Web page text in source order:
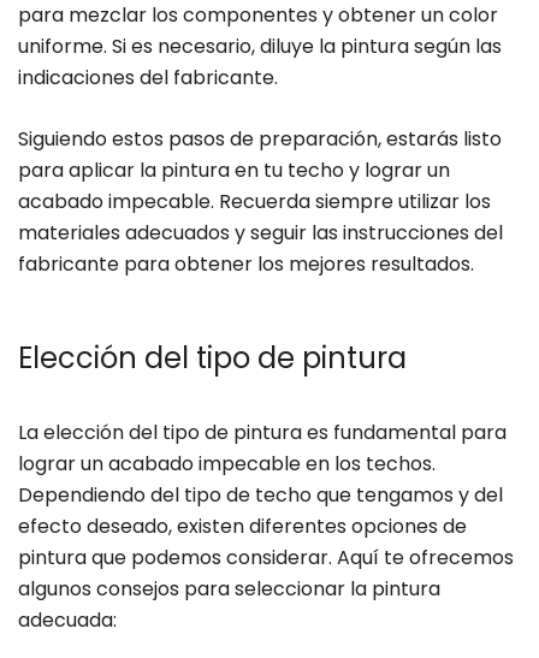
para mezclar los componentes y obtener un color
uniforme. Si es necesario, diluye la pintura según las
indicaciones del fabricante.
Siguiendo estos pasos de preparación, estarás listo
para aplicar la pintura en tu techo y lograr un
acabado impecable. Recuerda siempre utilizar los
materiales adecuados y seguir las instrucciones del
fabricante para obtener los mejores resultados.
Elección del tipo de pintura
La elección del tipo de pintura es fundamental para
lograr un acabado impecable en los techos.
Dependiendo del tipo de techo que tengamos y del
efecto deseado, existen diferentes opciones de
pintura que podemos considerar. Aquí te ofrecemos
algunos consejos para seleccionar la pintura
adecuada: